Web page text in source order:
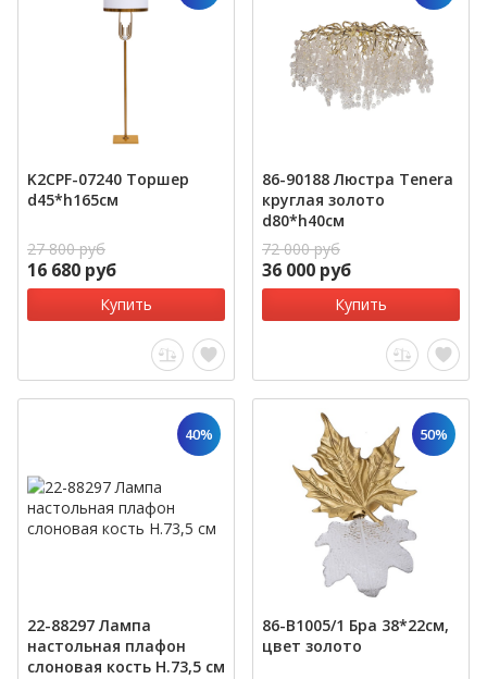
K2CPF-07240 Торшер
d45*h165см
27 800 руб
16 680 руб
Купить
86-90188 Люстра Tenera
круглая золото
d80*h40см
72 000 руб
36 000 руб
Купить
40%
22-88297 Лампа
настольная плафон
слоновая кость Н.73,5 см
50%
86-B1005/1 Бра 38*22см,
цвет золото